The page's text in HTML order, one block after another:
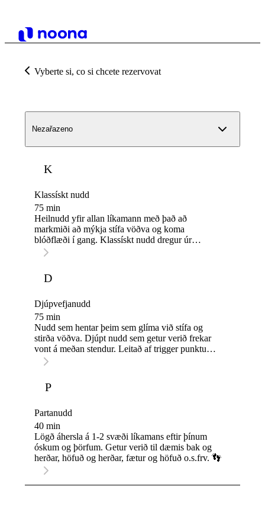
Vyberte si, co si chcete rezervovat
Nezařazeno
K
Klassískt nudd
75 min
Heilnudd yfir allan líkamann með það að
markmiði að mýkja stífa vöðva og koma
blóðflæði í gang. Klassískt nudd dregur úr
spennu, hjálpar líkamanum að slaka á og eykur
D
Djúpvefjanudd
75 min
Nudd sem hentar þeim sem glíma við stífa og
stirða vöðva. Djúpt nudd sem getur verið frekar
vont á meðan stendur. Leitað af trigger punktum
og unnið á þeim. Endað á slakandi höfuðnuddi.
P
Partanudd
40 min
Lögð áhersla á 1-2 svæði líkamans eftir þínum
óskum og þörfum. Getur verið til dæmis bak og
herðar, höfuð og herðar, fætur og höfuð o.s.frv. 👣